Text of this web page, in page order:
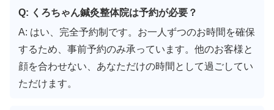
Q: くろちゃん鍼灸整体院は予約が必要？
A: はい、完全予約制です。お一人ずつのお時間を確保
するため、事前予約のみ承っています。他のお客様と
顔を合わせない、あなただけの時間として過ごしてい
ただけます。